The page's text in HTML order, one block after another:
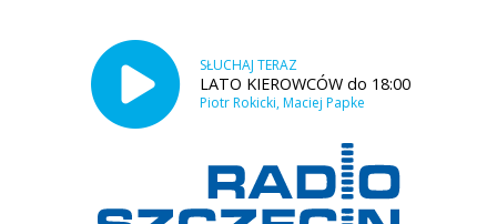
SŁUCHAJ TERAZ
LATO KIEROWCÓW do 18:00
Piotr Rokicki, Maciej Papke